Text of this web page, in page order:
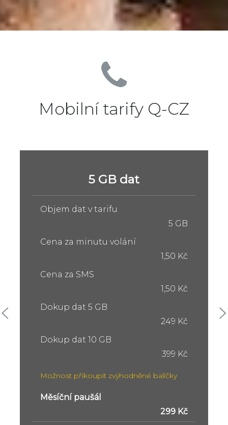
Mobilní tarify Q-CZ
5 GB dat
Objem dat v tarifu
5 GB
Cena za minutu volání
1,50 Kč
Cena za SMS
1,50 Kč
Dokup dat 5 GB
249 Kč
Dokup dat 10 GB
399 Kč
Možnost přikoupit zvýhodněné balíčky
Měsíční paušál
299 Kč